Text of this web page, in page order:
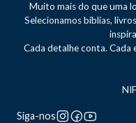
Muito mais do que uma
Selecionamos bíblias,
Cada detalhe conta. Cada
Siga-nos